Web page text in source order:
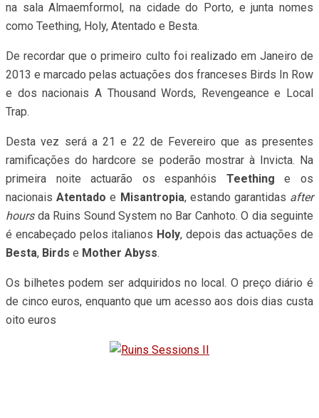
na sala Almaemformol, na cidade do Porto, e junta nomes
como Teething, Holy, Atentado e Besta.
De recordar que o primeiro culto foi realizado em Janeiro de
2013 e marcado pelas actuações dos franceses Birds In Row
e dos nacionais A Thousand Words, Revengeance e Local
Trap.
Desta vez será a 21 e 22 de Fevereiro que as presentes
ramificações do hardcore se poderão mostrar à Invicta. Na
primeira noite actuarão os espanhóis Teething e os
nacionaisAtentado e Misantropia, estando garantidas after
hours da Ruins Sound System no Bar Canhoto. O dia seguinte
é encabeçado pelos italianos Holy, depois das actuações de
Besta, Birds e Mother Abyss.
Os bilhetes podem ser adquiridos no local. O preço diário é
de cinco euros, enquanto que um acesso aos dois dias custa
oito euros